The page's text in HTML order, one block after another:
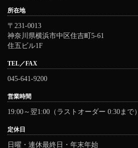
所在地
〒231-0013
神奈川県横浜市中区住吉町5-61
住五ビル1F
TEL／FAX
045-641-9200
営業時間
19:00～翌1:00（ラストオーダー 0:30まで）
定休日
日曜・連休最終日・年末年始